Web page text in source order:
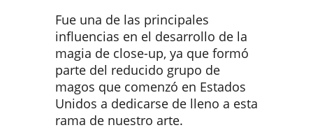
Fue una de las principales
influencias en el desarrollo de la
magia de close-up, ya que formó
parte del reducido grupo de
magos que comenzó en Estados
Unidos a dedicarse de lleno a esta
rama de nuestro arte.